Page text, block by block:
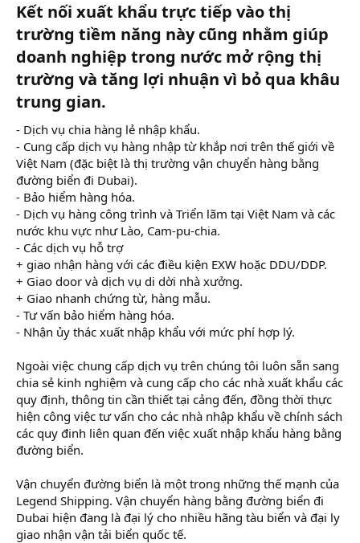
Kết nối xuất khẩu trực tiếp vào thị
trường tiềm năng này cũng nhằm giúp
doanh nghiệp trong nước mở rộng thị
trường và tăng lợi nhuận vì bỏ qua khâu
trung gian.
- Dịch vụ chia hàng lẻ nhập khẩu.
- Cung cấp dịch vụ hàng nhập từ khắp nơi trên thế giới về
Việt Nam (đặc biệt là thị trường vận chuyển hàng bằng
đường biển đi Dubai).
- Bảo hiểm hàng hóa.
- Dịch vụ hàng công trình và Triển lãm tại Việt Nam và các
nước khu vực như Lào, Cam-pu-chia.
- Các dịch vụ hỗ trợ
+ giao nhận hàng với các điều kiện EXW hoặc DDU/DDP.
+ Giao door và dịch vụ di dời nhà xưởng.
+ Giao nhanh chứng từ, hàng mẫu.
- Tư vấn bảo hiểm hàng hóa.
- Nhận ủy thác xuất nhập khẩu với mức phí hợp lý.
Ngoài việc chung cấp dịch vụ trên chúng tôi luôn sẵn sang
chia sẻ kinh nghiệm và cung cấp cho các nhà xuất khẩu các
quy định, thông tin cần thiết tại cảng đến, đồng thời thực
hiện công việc tư vấn cho các nhà nhập khẩu về chính sách
các quy đinh liên quan đến việc xuất nhập khẩu hàng bằng
đường biển.
Vận chuyển đường biển là một trong những thế mạnh của
Legend Shipping. Vận chuyển hàng bằng đường biển đi
Dubai hiện đang là đại lý cho nhiều hãng tàu biển và đại ly
giao nhận vận tải biển quốc tế.